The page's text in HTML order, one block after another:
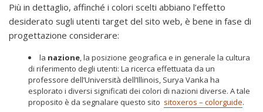
Più in dettaglio, affinché i colori scelti abbiano l’effetto
desiderato sugli utenti target del sito web, è bene in fase di
progettazione considerare:
la nazione, la posizione geografica e in generale la cultura
di riferimento degli utenti: La ricerca effettuata da un
professore dell’Università dell’Illinois, Surya Vanka ha
esplorato i diversi significati dei colori di nazioni diverse. A tale
proposito è da segnalare questo sito sitoxeros – colorguide.